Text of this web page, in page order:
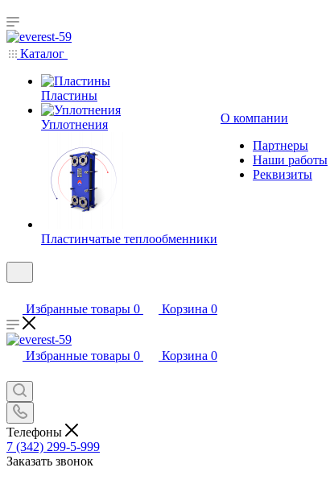
Каталог
Пластины
Уплотнения
Пластинчатые теплообменники
О компании
Партнеры
Наши работы
Реквизиты
Избранные товары 0 Корзина 0
Избранные товары 0 Корзина 0
Телефоны
7 (342) 299-5-999
Заказать звонок